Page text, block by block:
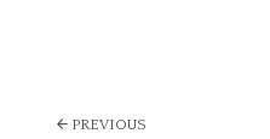
Portfolio
PREVIOUS